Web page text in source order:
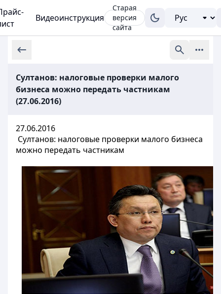
Видеоинструкция
Старая
версия
сайта
Султанов: налоговые проверки малого
бизнеса можно передать частникам
(27.06.2016)
27.06.2016
Султанов: налоговые проверки малого бизнеса
можно передать частникам